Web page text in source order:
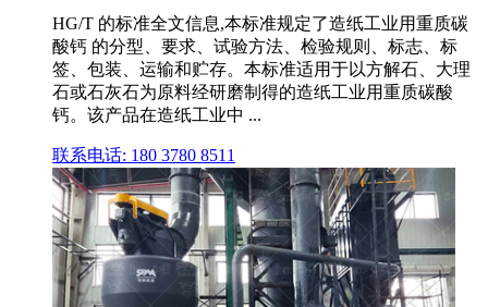
HG/T 的标准全文信息,本标准规定了造纸工业用重质碳
酸钙 的分型、要求、试验方法、检验规则、标志、标
签、包装、运输和贮存。本标准适用于以方解石、大理
石或石灰石为原料经研磨制得的造纸工业用重质碳酸
钙。该产品在造纸工业中 ...
联系电话: 180 3780 8511